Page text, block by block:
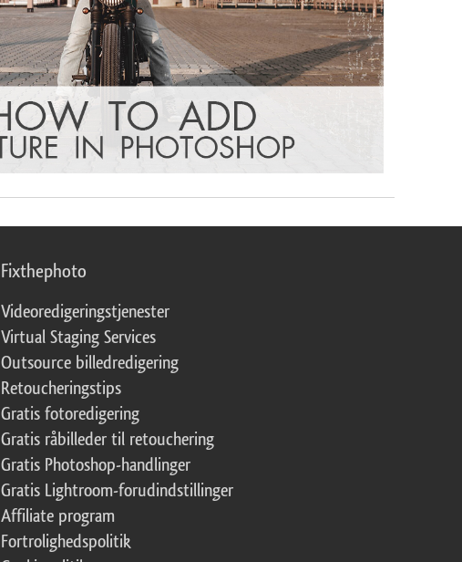
Fixthephoto
Videoredigeringstjenester
Virtual Staging Services
Outsource billedredigering
Retoucheringstips
Gratis fotoredigering
Gratis råbilleder til retouchering
Gratis Photoshop-handlinger
Gratis Lightroom-forudindstillinger
Affiliate program
Fortrolighedspolitik